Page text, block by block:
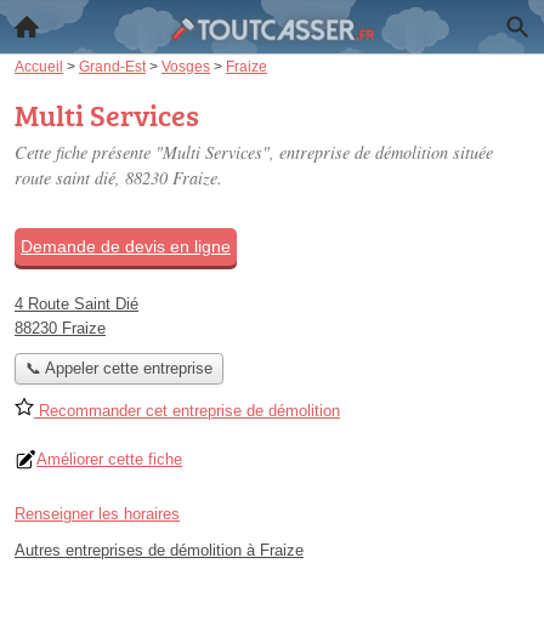
Accueil > Grand-Est > Vosges > Fraize
Multi Services
Cette fiche présente "Multi Services", entreprise de démolition située
route saint dié, 88230 Fraize.
Demande de devis en ligne
4 Route Saint Dié
88230 Fraize
📞 Appeler cette entreprise
Recommander cet entreprise de démolition
Améliorer cette fiche
Renseigner les horaires
Autres entreprises de démolition à Fraize